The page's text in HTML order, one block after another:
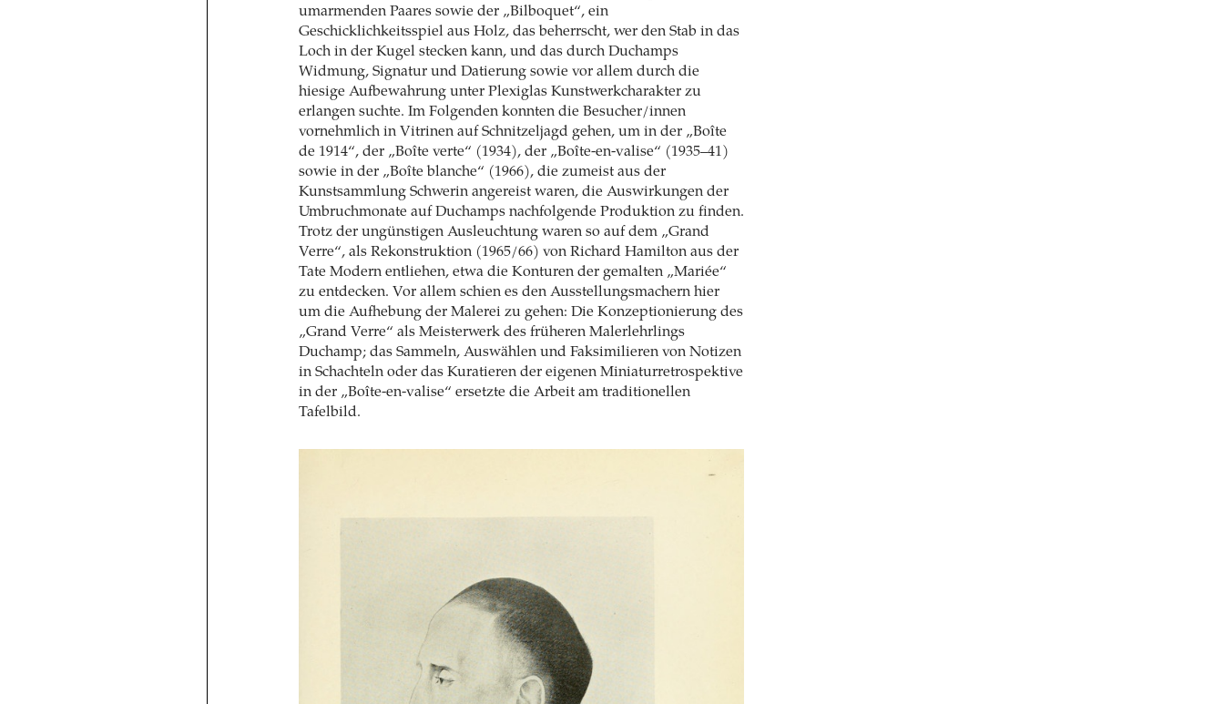
umarmenden Paares sowie der „Bilboquet“, ein
Geschicklichkeitsspiel aus Holz, das beherrscht, wer den Stab in das
Loch in der Kugel stecken kann, und das durch Duchamps
Widmung, Signatur und Datierung sowie vor allem durch die
hiesige Aufbewahrung unter Plexiglas Kunstwerkcharakter zu
erlangen suchte. Im Folgenden konnten die Besucher/innen
vornehmlich in Vitrinen auf Schnitzeljagd gehen, um in der „Boîte
de 1914“, der „Boîte verte“ (1934), der „Boîte-en-valise“ (1935–41)
sowie in der „Boîte blanche“ (1966), die zumeist aus der
Kunstsammlung Schwerin angereist waren, die Auswirkungen der
Umbruchmonate auf ­Duchamps nachfolgende Produktion zu finden.
Trotz der ungünstigen Ausleuchtung waren so auf dem „Grand
Verre“, als Rekonstruktion (1965/66) von Richard Hamilton aus der
Tate Modern entliehen, etwa die Konturen der gemalten „Mariée“
zu entdecken. Vor allem schien es den Ausstellungsmachern hier
um die Aufhebung der Malerei zu gehen: Die Konzeptionierung des
„Grand Verre“ als Meisterwerk des früheren Malerlehrlings
Duchamp; das Sammeln, Auswählen und Faksimilieren von Notizen
in Schachteln oder das Kuratieren der eigenen Miniaturretrospektive
in der „Boîte-en-valise“ ersetzte die Arbeit am traditionellen
Tafelbild.